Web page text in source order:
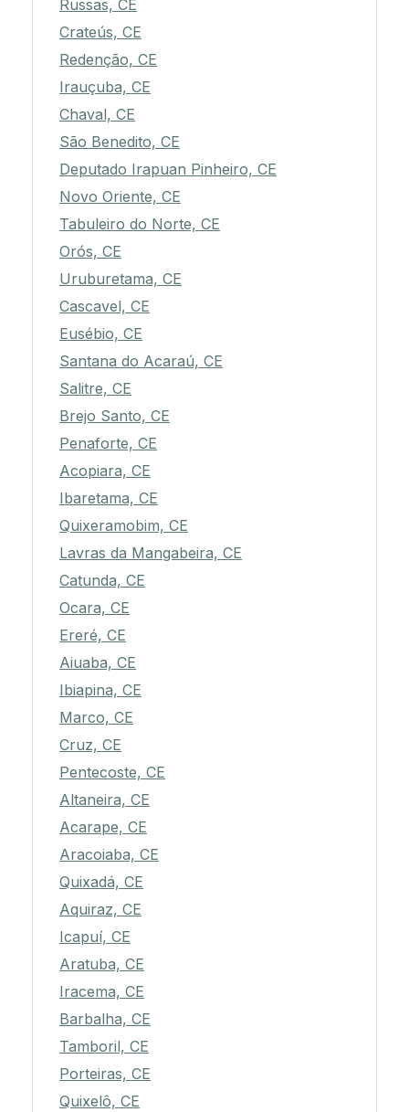
Russas, CE
Crateús, CE
Redenção, CE
Irauçuba, CE
Chaval, CE
São Benedito, CE
Deputado Irapuan Pinheiro, CE
Novo Oriente, CE
Tabuleiro do Norte, CE
Orós, CE
Uruburetama, CE
Cascavel, CE
Eusébio, CE
Santana do Acaraú, CE
Salitre, CE
Brejo Santo, CE
Penaforte, CE
Acopiara, CE
Ibaretama, CE
Quixeramobim, CE
Lavras da Mangabeira, CE
Catunda, CE
Ocara, CE
Ereré, CE
Aiuaba, CE
Ibiapina, CE
Marco, CE
Cruz, CE
Pentecoste, CE
Altaneira, CE
Acarape, CE
Aracoiaba, CE
Quixadá, CE
Aquiraz, CE
Icapuí, CE
Aratuba, CE
Iracema, CE
Barbalha, CE
Tamboril, CE
Porteiras, CE
Quixelô, CE